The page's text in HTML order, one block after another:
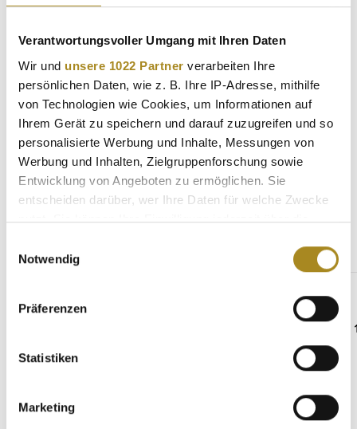
Verantwortungsvoller Umgang mit Ihren Daten
Wir und unsere 1022 Partner verarbeiten Ihre
persönlichen Daten, wie z. B. Ihre IP-Adresse, mithilfe
von Technologien wie Cookies, um Informationen auf
Ihrem Gerät zu speichern und darauf zuzugreifen und so
personalisierte Werbung und Inhalte, Messungen von
Werbung und Inhalten, Zielgruppenforschung sowie
Entwicklung von Angeboten zu ermöglichen. Sie
entscheiden darüber, wer Ihre Daten für welche Zwecke
nutzt. Sie können Ihre Einwilligung jederzeit über die
Trigger Symbol ändern oder widerrufen
Informationen über Ihre geografische Lage
können
bestimmten Merkmalen (Fingerprinting) identifizieren
Erfahren Sie mehr darüber, wie Ihre persönlichen Daten
Notwendig
Präferenzen
Statistiken
Marketing
Mehr
Eigenschaften
Hersteller
Weitere Angebote
Produktgalerie überspringen
Passende Münzen